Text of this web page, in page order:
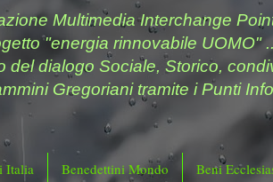
Multimedia Interchange
"energia rinnovabile UOMO"
del dialogo Sociale, Storico,
Gregoriani tramite i Punti
Italia Benedettini Mondo
Beni